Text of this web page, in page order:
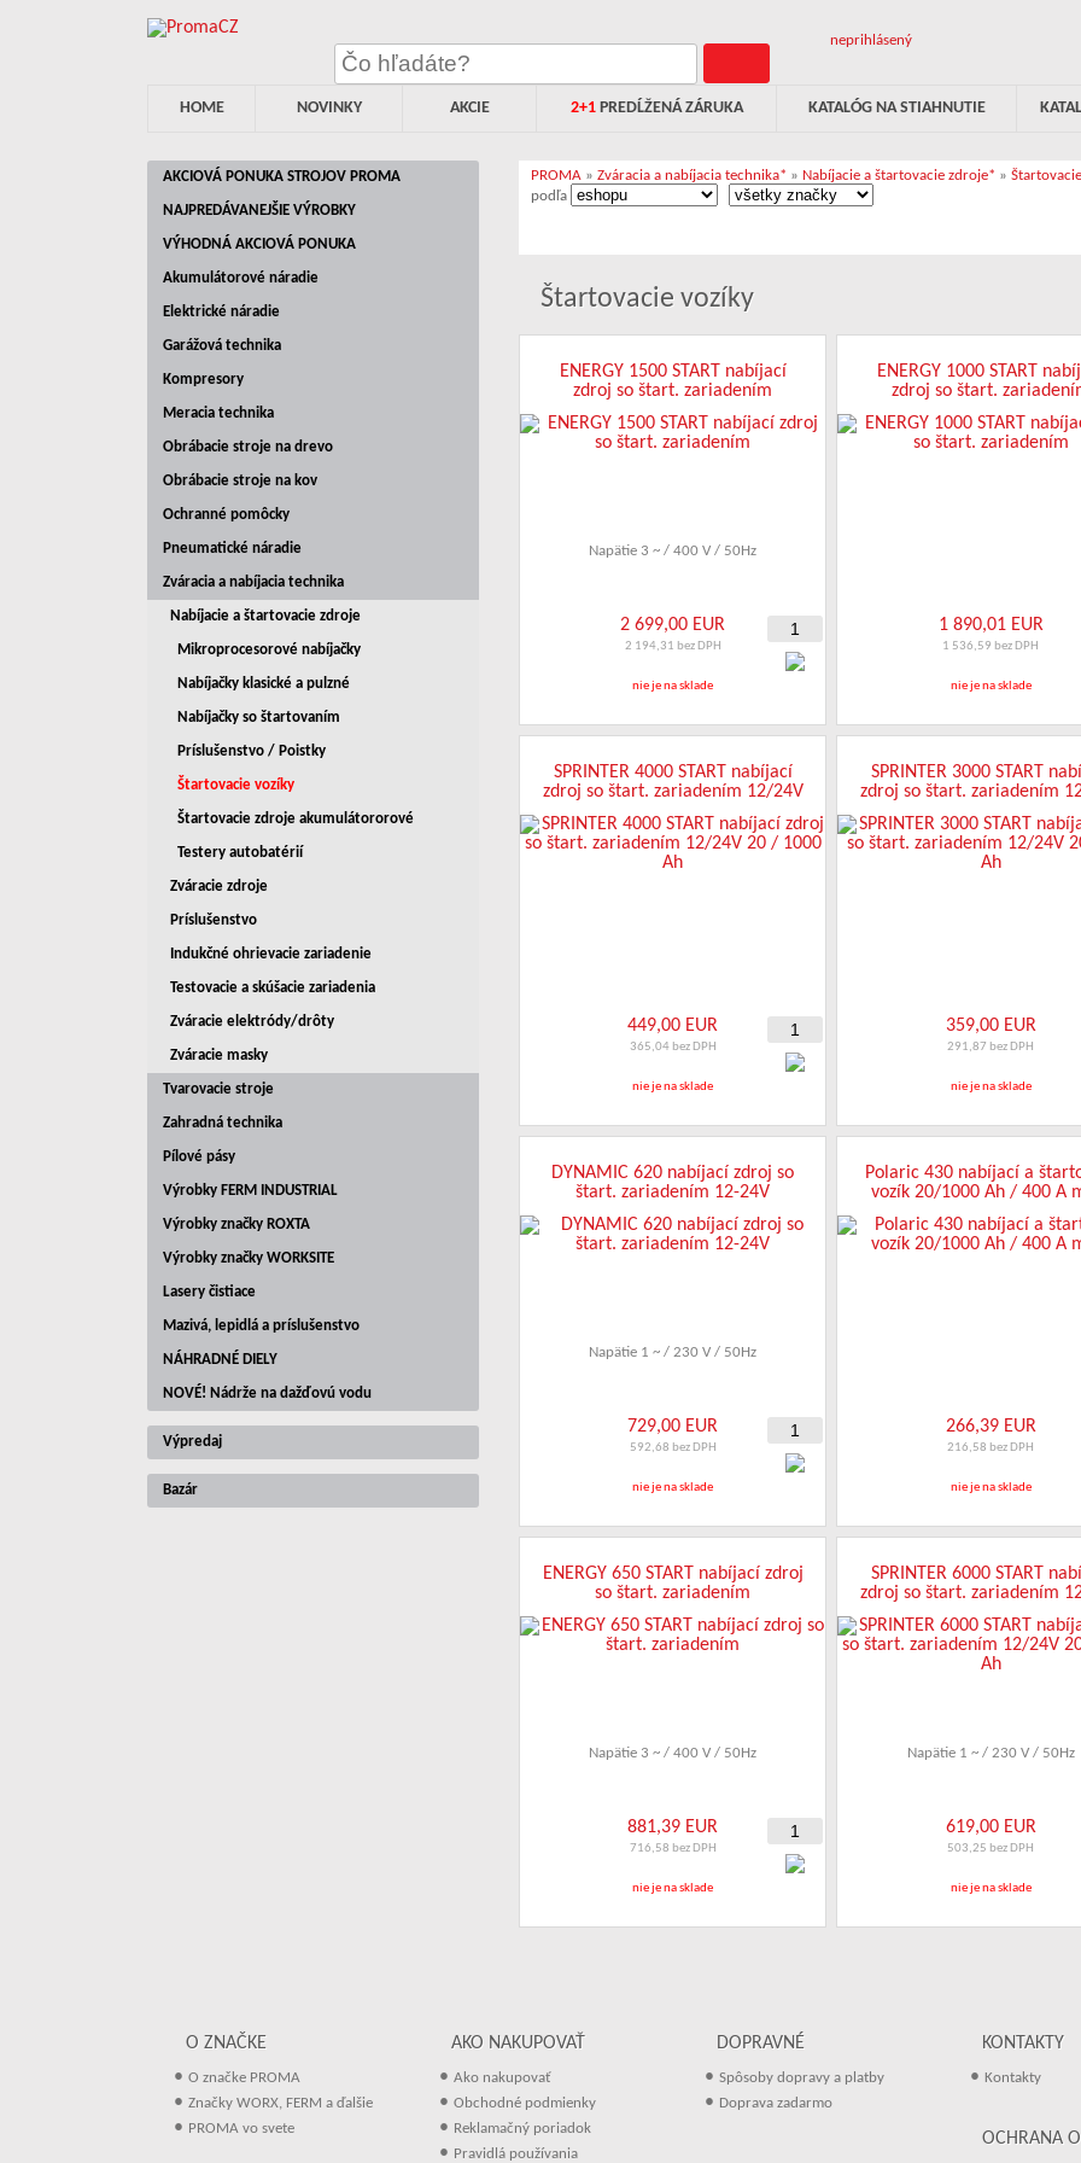
neprihlásený
HOME NOVINKY AKCIE 2+1PREDĹŽENÁ ZÁRUKA KATALÓG NA STIAHNUTIE
AKCIOVÁ PONUKA STROJOV PROMA
NAJPREDÁVANEJŠIE VÝROBKY
VÝHODNÁ AKCIOVÁ PONUKA
Akumulátorové náradie
Elektrické náradie
Garážová technika
Kompresory
Meracia technika
Obrábacie stroje na drevo
Obrábacie stroje na kov
Ochranné pomôcky
Pneumatické náradie
Zváracia a nabíjacia technika
Nabíjacie a štartovacie zdroje
Mikroprocesorové nabíjačky
Nabíjačky klasické a pulzné
Nabíjačky so štartovaním
Príslušenstvo / Poistky
Štartovacie vozíky
Štartovacie zdroje akumulátororové
Testery autobatérií
Zváracie zdroje
Príslušenstvo
Indukčné ohrievacie zariadenie
Testovacie a skúšacie zariadenia
Zváracie elektródy/drôty
Zváracie masky
Tvarovacie stroje
Zahradná technika
Pílové pásy
Výrobky FERM INDUSTRIAL
Výrobky značky ROXTA
Výrobky značky WORKSITE
Lasery čistiace
Mazivá, lepidlá a príslušenstvo
NÁHRADNÉ DIELY
NOVÉ! Nádrže na dažďovú vodu
Výpredaj
Bazár
PROMA » Zváracia a nabíjacia technika* » Nabíjacie a štartovacie zdroje* »
podľa
Štartovacie vozíky
ENERGY 1500 START nabíjací
zdroj so štart. zariadením
Napätie 3 ~ / 400 V / 50Hz
2 699,00 EUR
2 194,31 bez DPH
nie je na sklade
ENERGY 1000 START
zdroj so štart.
1 890,01 EUR
1 536,59 bez DPH
nie je na sklade
SPRINTER 4000 START nabíjací
zdroj so štart. zariadením 12/24V
449,00 EUR
365,04 bez DPH
nie je na sklade
SPRINTER 3000 START
zdroj so štart. zariadením
359,00 EUR
291,87 bez DPH
nie je na sklade
DYNAMIC 620 nabíjací zdroj so
štart. zariadením 12-24V
Napätie 1 ~ / 230 V / 50Hz
729,00 EUR
592,68 bez DPH
nie je na sklade
Polaric 430 nabíjací a
vozík 20/1000 Ah / 400 A
266,39 EUR
216,58 bez DPH
nie je na sklade
ENERGY 650 START nabíjací zdroj
so štart. zariadením
Napätie 3 ~ / 400 V / 50Hz
881,39 EUR
716,58 bez DPH
nie je na sklade
SPRINTER 6000 START
zdroj so štart. zariadením
Napätie 1 ~ / 230 V / 50Hz
619,00 EUR
503,25 bez DPH
nie je na sklade
O ZNAČKE
• O značke PROMA
• Značky WORX, FERM a ďalšie
• PROMA vo svete
AKO NAKUPOVAŤ
• Ako nakupovať
• Obchodné podmienky
• Reklamačný poriadok
• Pravidlá používania
DOPRAVNÉ
• Spôsoby dopravy a platby
• Doprava zadarmo
KONTAKTY
• Kontakty
OCHRANA